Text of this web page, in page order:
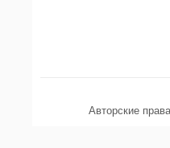
Авторские